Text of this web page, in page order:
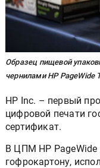
Образец пищевой
чернилами HP PageWide
HP Inc. – первый
цифровой печати
сертификат.
В ЦПМ HP
гофрокартону,